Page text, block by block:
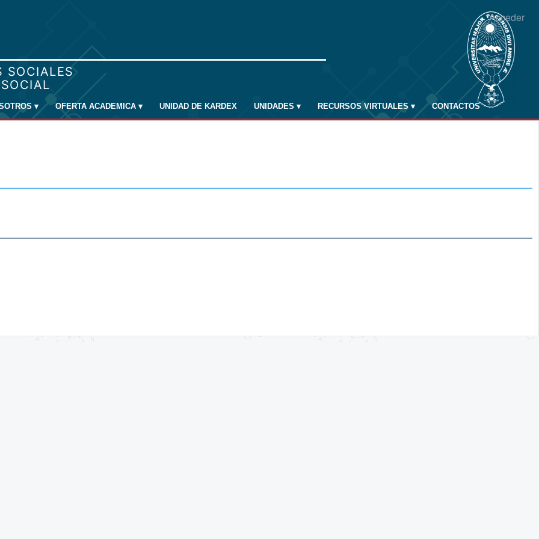
Acceder
▾ OFERTA ACADEMICA ▾ UNIDAD DE KARDEX UNIDADES ▾ RECURSOS VIRTUALES ▾ CONTACTOS